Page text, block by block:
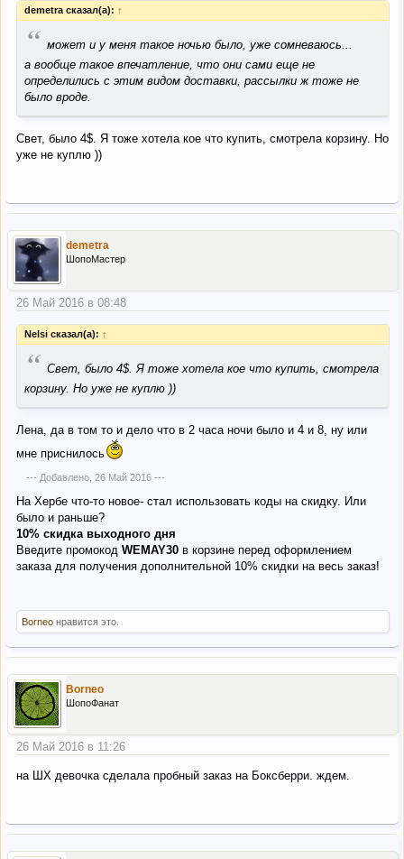
demetra сказал(а): ↑
“ может и у меня такое ночью было, уже сомневаюсь...
а вообще такое впечатление, что они сами еще не
определились с этим видом доставки, рассылки ж тоже не
было вроде.
Свет, было 4$. Я тоже хотела кое что купить, смотрела корзину. Но
уже не куплю ))
demetra
ШопоМастер
26 Май 2016 в 08:48
Nelsi сказал(а): ↑
“ Свет, было 4$. Я тоже хотела кое что купить, смотрела
корзину. Но уже не куплю ))
Лена, да в том то и дело что в 2 часа ночи было и 4 и 8, ну или
мне приснилось
--- Добавлено, 26 Май 2016---
На Хербе что-то новое- стал использовать коды на скидку. Или
было и раньше?
10% скидка выходного дня
Введите промокод WEMAY30 в корзине перед оформлением
заказа для получения дополнительной 10% скидки на весь заказ!
Borneo нравится это.
Borneo
ШопоФанат
26 Май 2016 в 11:26
на ШХ девочка сделала пробный заказ на Боксберри. ждем.